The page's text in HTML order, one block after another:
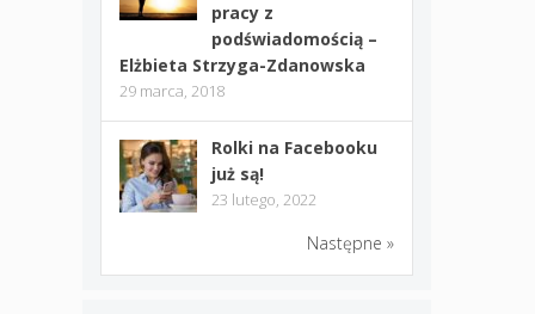
pracy z
podświadomością –
Elżbieta Strzyga-Zdanowska
29 marca, 2018
Rolki na Facebooku
już są!
23 lutego, 2022
Następne »